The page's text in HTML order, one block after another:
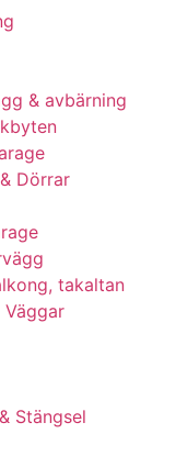
& avbärning
Dörrar
takaltan
Väggar
Stängsel